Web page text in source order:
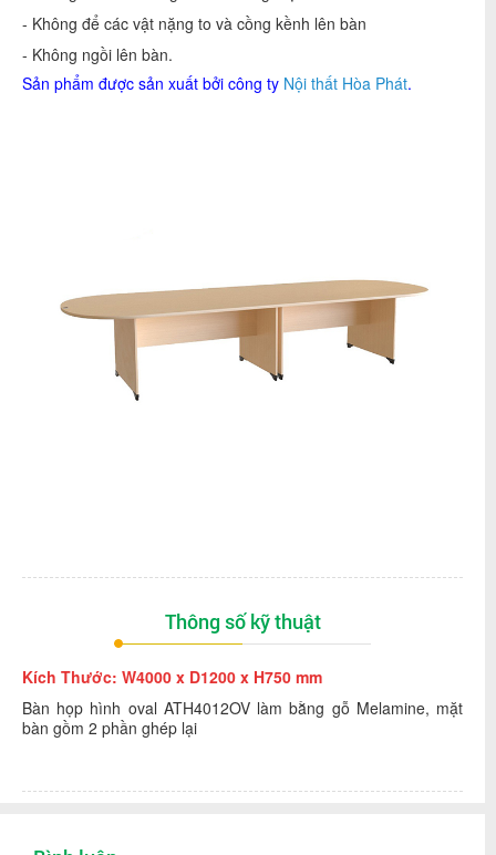
- Không để các vật nặng to và cồng kềnh lên bàn
- Không ngồi lên bàn.
Sản phẩm được sản xuất bởi công ty Nội thất Hòa Phát.
Thông số kỹ thuật
Kích Thước: W4000 x D1200 x H750 mm
Bàn họp hình oval ATH4012OV làm bằng gỗ Melamine, mặt
bàn gồm 2 phần ghép lại